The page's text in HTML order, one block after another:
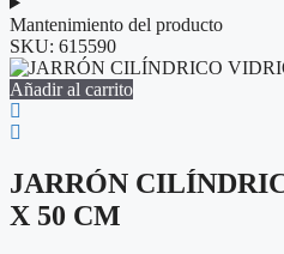
Mantenimiento del producto
SKU: 615590
Añadir al carrito
JARRÓN
X 50 CM